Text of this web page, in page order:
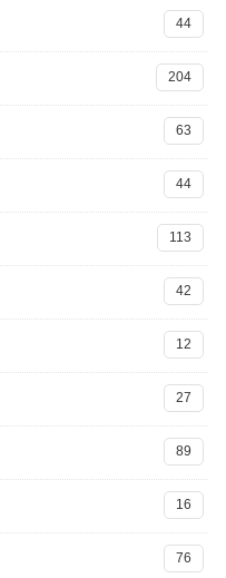
44
204
63
44
113
42
12
27
89
16
76